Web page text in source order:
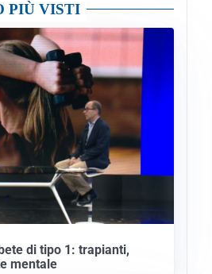
PIÙ VISTI
di tipo 1: trapianti,
mentale